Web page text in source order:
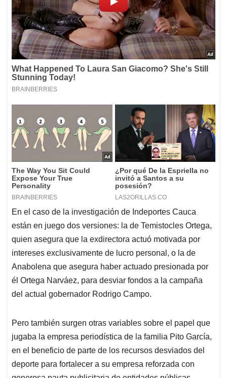
En el caso de la investigación de Indeportes Cauca
están en juego dos versiones: la de Temistocles Ortega,
quien asegura que la exdirectora actuó motivada por
intereses exclusivamente de lucro personal, o la de
Anabolena que asegura haber actuado presionada por
él Ortega Narváez, para desviar fondos a la campaña
del actual gobernador Rodrigo Campo.
Pero también surgen otras variables sobre el papel que
jugaba la empresa periodística de la familia Pito García,
en el beneficio de parte de los recursos desviados del
deporte para fortalecer a su empresa reforzada con